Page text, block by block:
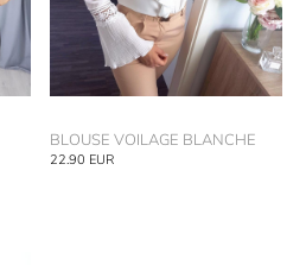
BLOUSE VOILAGE BLANCHE
22.90 EUR